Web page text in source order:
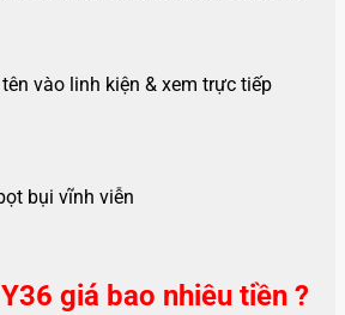
vào linh kiện & xem trực tiếp
bụi vĩnh viễn
giá bao nhiêu tiền ?